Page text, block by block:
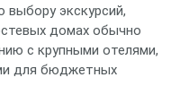
выбору экскурсий,
домах обычно
с крупными отелями,
для бюджетных